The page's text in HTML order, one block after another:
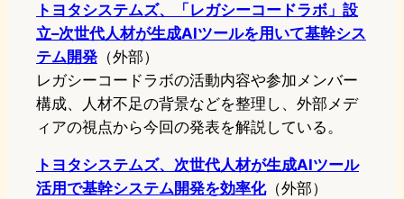
トヨタシステムズ、「レガシーコードラボ」設
立–次世代人材が生成AIツールを用いて基幹シス
テム開発 （外部）
レガシーコードラボの活動内容や参加メンバー
構成、人材不足の背景などを整理し、外部メデ
ィアの視点から今回の発表を解説している。
トヨタシステムズ、次世代人材が生成AIツール
活用で基幹システム開発を効率化（外部）